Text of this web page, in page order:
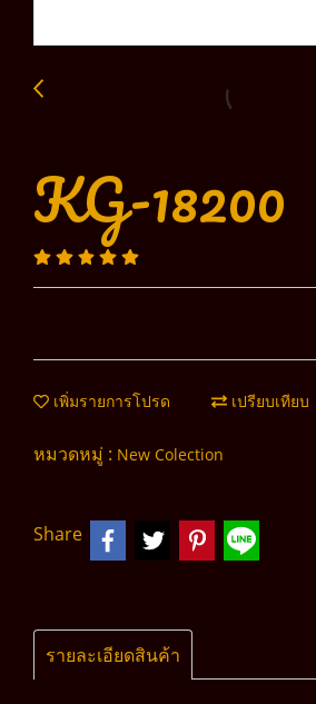
KG-18200
เพิ่มรายการโปรด เปรียบเทียบ
หมวดหมู่ : New Colection
Share
รายละเอียดสินค้า